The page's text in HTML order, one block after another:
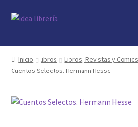
Ir
Ir
Inicio
contacto
libros
Inicio libros Libros, Revistas y Comics
Cuentos Selectos. Hermann Hesse